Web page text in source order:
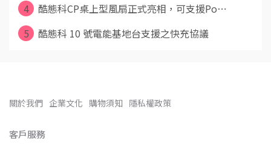
4
酷態科CP桌上型風扇正式亮相，可支援Po⋯
5
酷態科 10 號電能基地台支援之快充協議
關於我們 企業文化 購物須知 隱私權政策
客戶服務